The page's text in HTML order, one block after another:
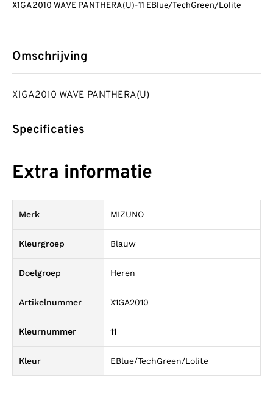
X1GA2010 WAVE PANTHERA(U)-11 EBlue/TechGreen/Lolite
Omschrijving
X1GA2010 WAVE PANTHERA(U)
Specificaties
Extra informatie
Merk MIZUNO
Kleurgroep Blauw
Doelgroep Heren
Artikelnummer X1GA2010
Kleurnummer 11
Kleur EBlue/TechGreen/Lolite